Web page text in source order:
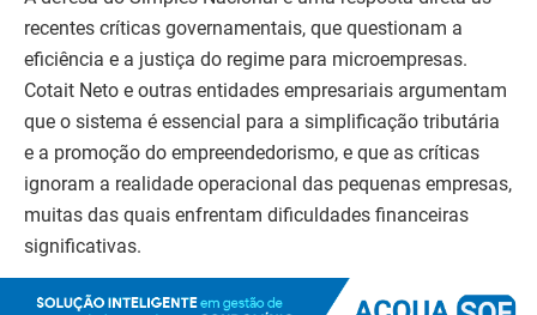
recentes críticas governamentais, que questionam a
eficiência e a justiça do regime para microempresas.
Cotait Neto e outras entidades empresariais argumentam
que o sistema é essencial para a simplificação tributária
e a promoção do empreendedorismo, e que as críticas
ignoram a realidade operacional das pequenas empresas,
muitas das quais enfrentam dificuldades financeiras
significativas.